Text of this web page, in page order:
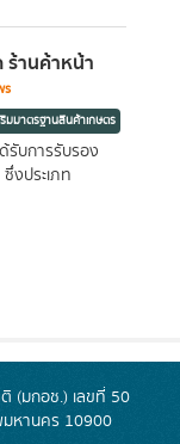
ร้านค้าหน้า
มมาตรฐานสินค้าเกษตร
รับการรับรอง
งประเภท
(มกอช.) เลขที่ 50
มหานคร 10900